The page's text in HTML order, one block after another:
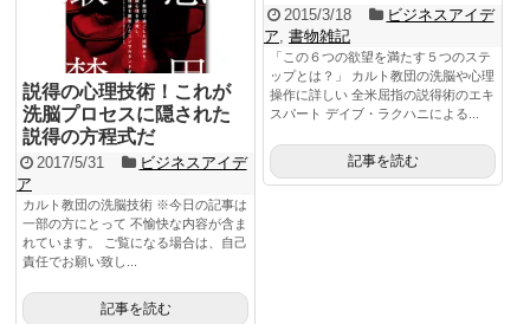
説得の心理技術！これが
洗脳プロセスに隠された
説得の方程式だ
2017/5/31
ビジネスアイデ
ア
カルト教団の洗脳技術 ※今日の記事は
一部の方にとって 不愉快な内容が含ま
れています。 ご覧になる場合は、自己
責任でお願い致し...
記事を読む
2015/3/18
ビジネスアイデ
ア 書物雑記
「この６つの欲望を満たす５つのステ
ップとは？」 カルト教団の洗脳や心理
操作に詳しい 全米屈指の説得術のエキ
スパート デイブ・ラクハニによる...
記事を読む